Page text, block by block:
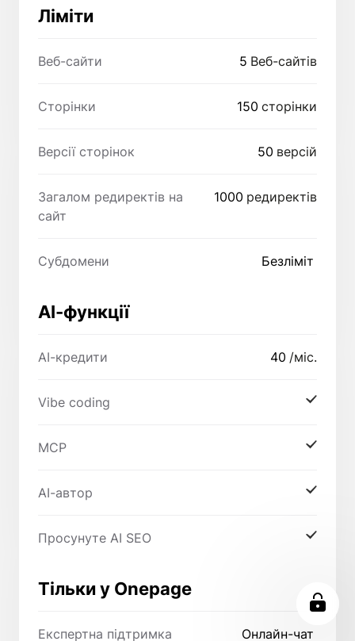
Ліміти
Веб-сайти 5 Веб-сайтів
Сторінки 150 сторінки
Версії сторінок 50 версій
Загалом редиректів на
сайт
1000 редиректів
Субдомени Безліміт
AI-функції
AI-кредити 40 /міс.
Vibe coding
MCP
AI-автор
Просунуте AI SEO
Тільки у Onepage
Експертна підтримка Онлайн-чат